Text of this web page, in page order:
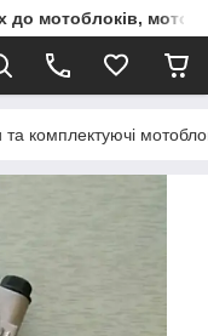
мотоблоків,
комплектуючі